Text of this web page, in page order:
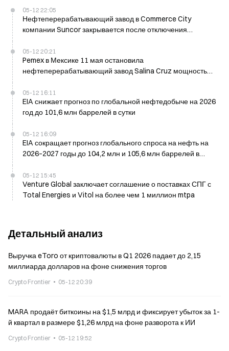
05-12 22:05
Нефтеперерабатывающий завод в Commerce City
компании Suncor закрывается после отключения
во второй раз?
05-12 20:21
Pemex в Мексике 11 мая остановила
нефтеперерабатывающий завод Salina Cruz мощностью
загрязнения
05-12 16:11
EIA снижает прогноз по глобальной нефтедобыче на 2026
год до 101,6 млн баррелей в сутки
05-12 16:09
EIA сокращает прогноз глобального спроса на нефть на
2026–2027 годы до 104,2 млн и 105,6 млн баррелей в
05-12 15:45
Venture Global заключает соглашение о поставках СПГ с
Total Energies и Vitol на более чем 1 миллион mtpa
Детальный анализ
Выручка eToro от криптовалюты в Q1 2026 падает до 2,15
миллиарда долларов на фоне снижения торгов
Crypto Frontier 05-12 20:39
MARA продаёт биткоины на $1,5 млрд и фиксирует убыток за 1-
й квартал в размере $1,26 млрд на фоне разворота к ИИ
Crypto Frontier 05-12 19:52